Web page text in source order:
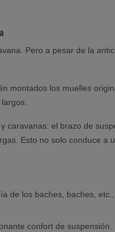
Pero a pesar de la
montados los muelles
el brazo de
Esto no solo conduce
los baches, baches,
confort de suspensión.